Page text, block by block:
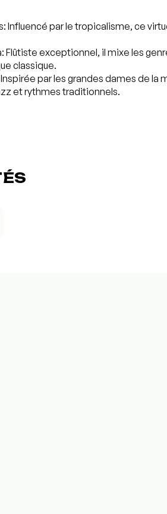
Influencé par le tropicalisme, ce
Flûtiste exceptionnel, il mixe les
classique.
par les grandes dames de la
et rythmes traditionnels.